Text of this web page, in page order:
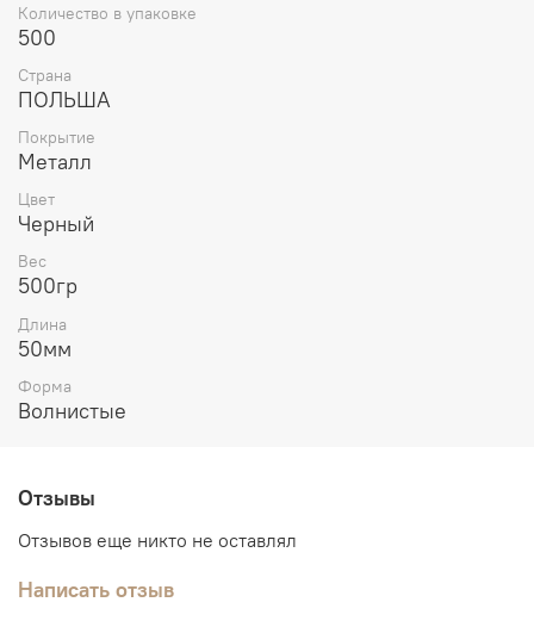
Количество в упаковке
500
Страна
ПОЛЬША
Покрытие
Металл
Цвет
Черный
Вес
500гр
Длина
50мм
Форма
Волнистые
Отзывы
Отзывов еще никто не оставлял
Написать отзыв